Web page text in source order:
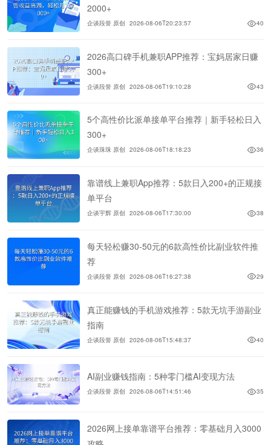
2000+
企谈段誉 原创 2026-08-06T20:23:57 40
2026高口碑手机兼职APP推荐：宝妈居家日赚
300+
企谈段誉 原创 2026-08-06T19:10:28 43
5个高性价比派单接单平台推荐｜新手轻松日入
300+
企谈珠珠 原创 2026-08-06T18:18:23 36
靠谱线上兼职App推荐：5款日入200+的正规接
单平台
企谈宇辉 原创 2026-08-06T17:30:00 38
每天轻松赚30-50元的6款高性价比副业软件推
荐
企谈段誉 原创 2026-08-06T16:27:38 29
真正能赚钱的手机游戏推荐：5款无坑手游副业
指南
企谈段誉 原创 2026-08-06T15:48:37 40
AI副业赚钱指南：5种零门槛AI变现方法
企谈段誉 原创 2026-08-06T14:51:46 35
2026网上接单靠谱平台推荐：零基础月入3000